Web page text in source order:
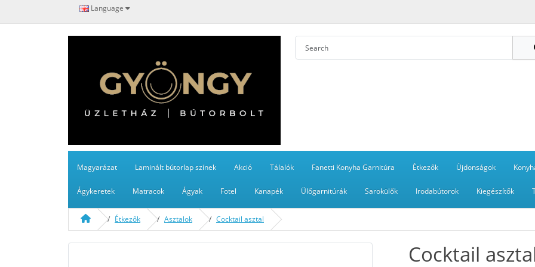
Language
Magyarázat Laminált bútorlap színek Akció Tálalók Fanetti Konyha Garnitúra Étkezők Újdonságok
Ágykeretek Matracok Ágyak Fotel Kanapék Ülőgarnitúrák Sarokülők Irodabútorok Kiegészítők
Étkezők Asztalok Cocktail asztal
Cocktail